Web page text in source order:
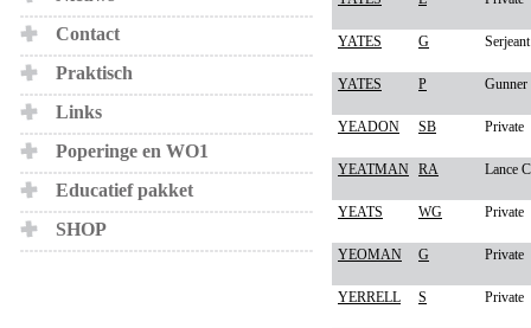
Contact
Praktisch
Links
Poperinge en WO1
Educatief pakket
SHOP
YATES G Serjeant
YATES P Gunner
YEADON SB Private
YEATMAN RA Lance
YEATS WG Private
YEOMAN G Private
YERRELL S Private